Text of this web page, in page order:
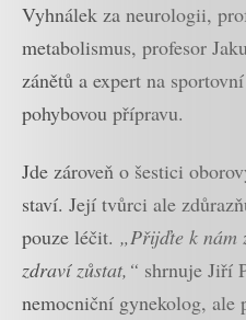
Vyhnálek za neurologii,
metabolismus, profesor
zánětů a expert na
pohybovou přípravu.
Jde zároveň o šestici
staví. Její tvůrci ale
pouze léčit. „Přijďte k nám
zdraví zůstat,“ shrnuje Jiří
nemocniční gynekolog, ale